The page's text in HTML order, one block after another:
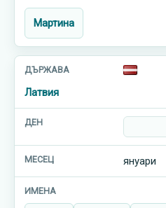
Мартина
Латвия
януари